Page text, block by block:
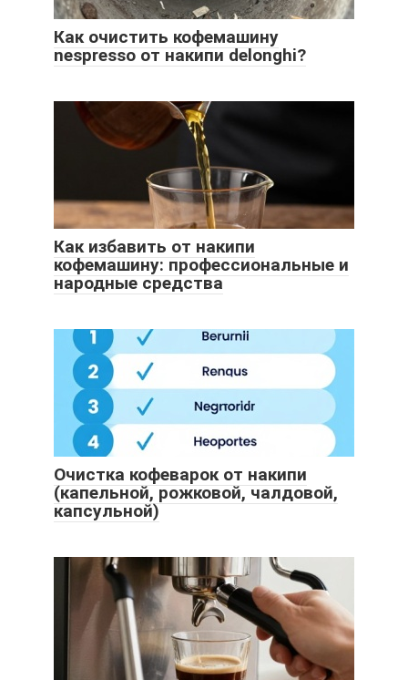
Как очистить кофемашину
nespresso от накипи delonghi?
Как избавить от накипи
кофемашину: профессиональные и
народные средства
Очистка кофеварок от накипи
(капельной, рожковой, чалдовой,
капсульной)